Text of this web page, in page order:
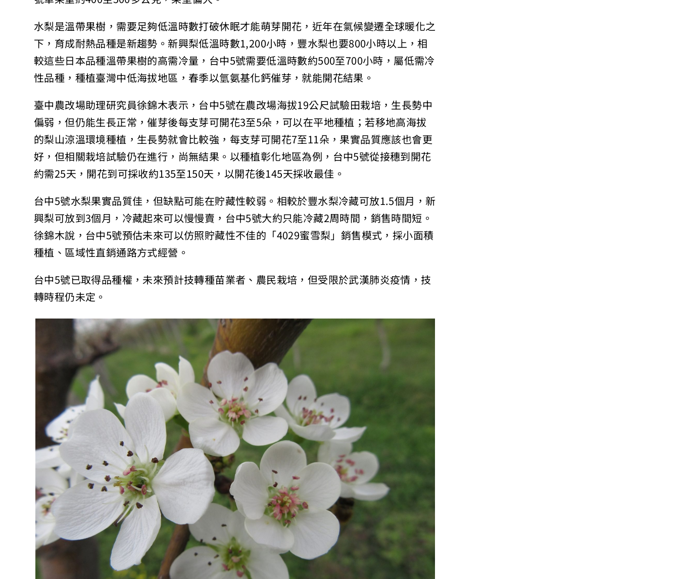
水梨是溫帶果樹，需要足夠低溫時數打破休眠才能萌芽開花，近年在氣候變遷全球暖化之
下，育成耐熱品種是新趨勢。新興梨低溫時數1,200小時，豐水梨也要800小時以上，相
較這些日本品種溫帶果樹的高需冷量，台中5號需要低溫時數約500至700小時，屬低需冷
性品種，種植臺灣中低海拔地區，春季以氫氨基化鈣催芽，就能開花結果。
臺中農改場助理研究員徐錦木表示，台中5號在農改場海拔19公尺試驗田栽培，生長勢中
偏弱，但仍能生長正常，催芽後每支芽可開花3至5朵，可以在平地種植；若移地高海拔
的梨山涼溫環境種植，生長勢就會比較強，每支芽可開花7至11朵，果實品質應該也會更
好，但相關栽培試驗仍在進行，尚無結果。以種植彰化地區為例，台中5號從接穗到開花
約需25天，開花到可採收約135至150天，以開花後145天採收最佳。
台中5號水梨果實品質佳，但缺點可能在貯藏性較弱。相較於豐水梨冷藏可放1.5個月，新
興梨可放到3個月，冷藏起來可以慢慢賣，台中5號大約只能冷藏2周時間，銷售時間短。
徐錦木說，台中5號預估未來可以仿照貯藏性不佳的「4029蜜雪梨」銷售模式，採小面積
種植、區域性直銷通路方式經營。
台中5號已取得品種權，未來預計技轉種苗業者、農民栽培，但受限於武漢肺炎疫情，技
轉時程仍未定。